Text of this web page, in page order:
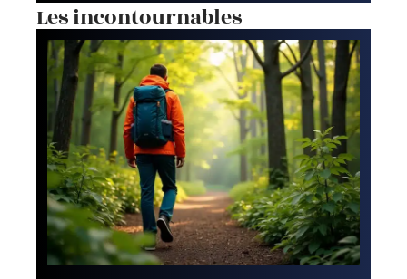
Les incontournables